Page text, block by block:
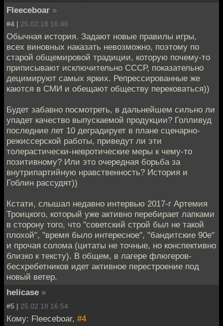
Fleeceboar »
#4 | 25.02.18 16:46
Обычная история. Задают новые правилы игры,
всех виновных наказать невозможно, поэтому по
старой общемировой традиции, которую почему-то
приписывают исключительно СССР, показательно
децимируют самых ярких. Репрессированные же
каются в СМИ и обещают обществу перековаться))
Будет забавно посмотреть, в дальнейшем сильно ли
упадет качество выпускаемой продукции? Голливуд
последние лет 10 деградирует в плане сценарно-
режиссерской работы, приведут ли эти
толерастически-невротические меры к чему-то
позитивному? Или это очередная борьба за
внутрипартийную нравственность? История и
Гоблин рассудят))
Кстати, слышал недавно интервью 2017-г Артемия
Троицкого, который уже активно перебирает лапками
в сторону того, что "советский строй был не такой
плохой", "время было интересное", "бандитские 90е"
и прочая солома (цитаты не точные, но конспективно
близко к тексту). В общем, в лагере флюгеров-
бесхребетников идет активное перестроение под
новый ветер.
helicase »
#5 | 25.02.18 16:54
Кому: Fleeceboar, #4